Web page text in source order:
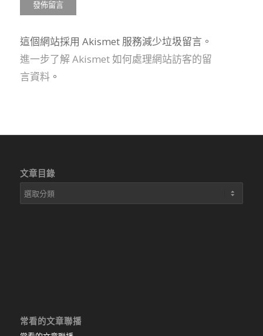
這個網站採用 Akismet 服務減少垃圾留言。
進一步了解 Akismet 如何處理網站訪客的留
言資料。
文章目錄
文
章
常看的文章聯播